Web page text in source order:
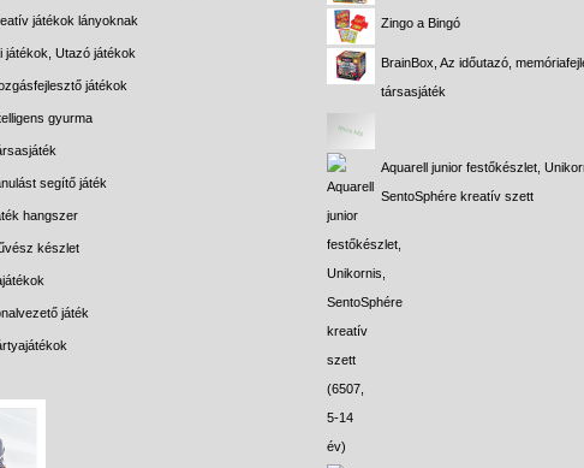
játékok lányoknak
játékok, Utazó játékok
játékok
gyurma
segítő játék
hangszer
készlet
játék
Zingo a Bingó
BrainBox, Az időutazó,
társasjáték
Aquarell junior festőkészlet,
SentoSphére kreatív szett